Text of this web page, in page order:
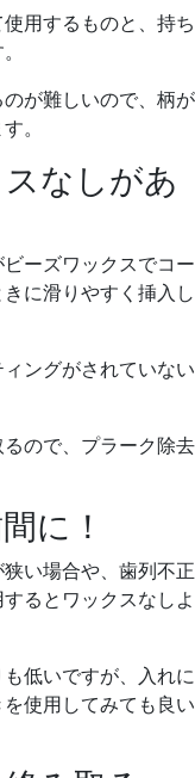
用するものと、持ち
が難しいので、柄が
。
なしがあ
ーズワックスでコー
に滑りやすく挿入し
ングがされていない
ので、プラーク除去
に！
い場合や、歯列不正
るとワックスなしよ
低いですが、入れに
使用してみても良い